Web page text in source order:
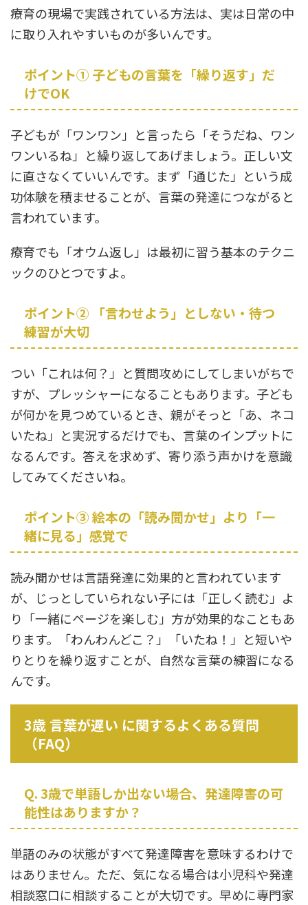
療育の現場で実践されている方法は、実は日常の中
に取り入れやすいものが多いんです。
ポイント① 子どもの言葉を「繰り返す」だ
けでOK
子どもが「ワンワン」と言ったら「そうだね、ワン
ワンいるね」と繰り返してあげましょう。正しい文
に直さなくていいんです。まず「通じた」という成
功体験を積ませることが、言葉の発達につながると
言われています。
療育でも「オウム返し」は最初に習う基本のテクニ
ックのひとつですよ。
ポイント② 「言わせよう」としない・待つ
練習が大切
つい「これは何？」と質問攻めにしてしまいがちで
すが、プレッシャーになることもあります。子ども
が何かを見つめているとき、親がそっと「あ、ネコ
いたね」と実況するだけでも、言葉のインプットに
なるんです。答えを求めず、寄り添う声かけを意識
してみてくださいね。
ポイント③ 絵本の「読み聞かせ」より「一
緒に見る」感覚で
読み聞かせは言語発達に効果的と言われています
が、じっとしていられない子には「正しく読む」よ
り「一緒にページを楽しむ」方が効果的なこともあ
ります。「わんわんどこ？」「いたね！」と短いや
りとりを繰り返すことが、自然な言葉の練習になる
んです。
3歳 言葉が遅い に関するよくある質問
（FAQ）
Q. 3歳で単語しか出ない場合、発達障害の可
能性はありますか？
単語のみの状態がすべて発達障害を意味するわけで
はありません。ただ、気になる場合は小児科や発達
相談窓口に相談することが大切です。早めに専門家